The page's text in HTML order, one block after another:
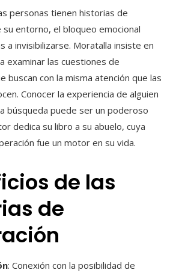
personas tienen historias de
su entorno, el bloqueo emocional
a invisibilizarse. Moratalla insiste en
examinar las cuestiones de
buscan con la misma atención que las
Conocer la experiencia de alguien
búsqueda puede ser un poderoso
dedica su libro a su abuelo, cuya
fue un motor en su vida.
de las
de
: Conexión con la posibilidad de